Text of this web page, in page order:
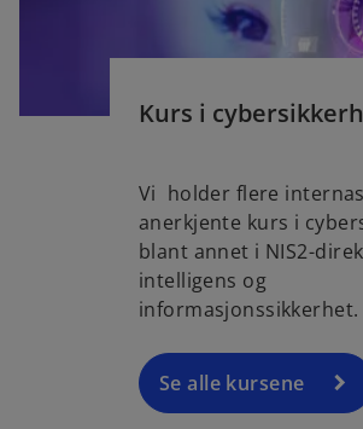
t
Kurs i
Vi holder flere
anerkjente kurs i
blant annet i NIS2-
intelligens og
informasjonssikkerhet.
Se alle kursene